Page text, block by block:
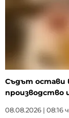
Съдът остави
производство
08.08.2026 | 08:16